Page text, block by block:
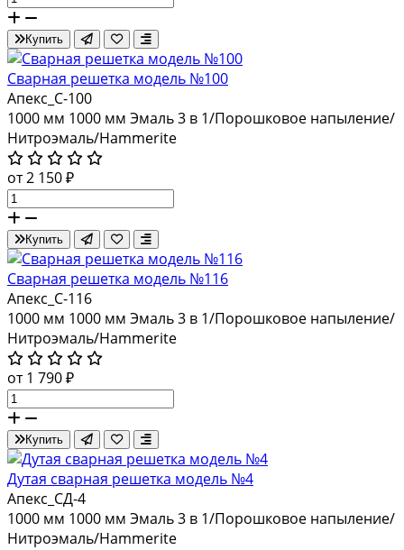
Купить
Сварная решетка модель №100
Апекс_С-100
1000 мм 1000 мм Эмаль 3 в 1/Порошковое напыление/
Нитроэмаль/Hammerite
от 2 150 ₽
Купить
Сварная решетка модель №116
Апекс_С-116
1000 мм 1000 мм Эмаль 3 в 1/Порошковое напыление/
Нитроэмаль/Hammerite
от 1 790 ₽
Купить
Дутая сварная решетка модель №4
Апекс_СД-4
1000 мм 1000 мм Эмаль 3 в 1/Порошковое напыление/
Нитроэмаль/Hammerite